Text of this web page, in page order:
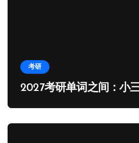
考研
2027考研单词之间：小